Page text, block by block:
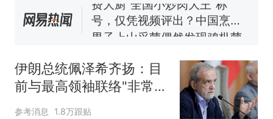
协会回应
男子上山采菌偶然发现鸡枞菌
窝，原地守1天等它长大：挖了
回大海 目击者直呼震惊 （视频
来源：参考消息）
笔试第一被第二名传话劝弃考
官方通报
那个在床头放菜刀的女孩，
伊朗总统佩泽希齐扬：目
前与最高领袖联络"非常困
难"
参考消息 1.8万跟贴